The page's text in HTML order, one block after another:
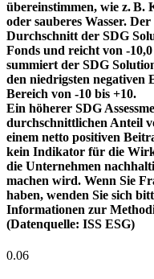
übereinstimmen, wie z. B.
oder sauberes Wasser.
Durchschnitt der SDG
Fonds und reicht von -
summiert der SDG
den niedrigsten negativen
Bereich von -10 bis +10.
Ein höherer SDG
durchschnittlichen Anteil
einem netto positiven
kein Indikator für die
die Unternehmen
machen wird. Wenn Sie
haben, wenden Sie sich
Informationen zur
(Datenquelle: ISS ESG)
0.06